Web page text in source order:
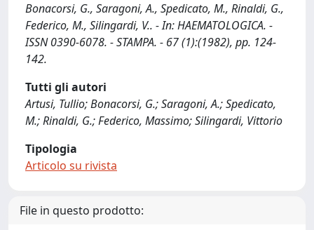
Bonacorsi, G., Saragoni, A., Spedicato, M., Rinaldi, G.,
Federico, M., Silingardi, V.. - In: HAEMATOLOGICA. -
ISSN 0390-6078. - STAMPA. - 67 (1):(1982), pp. 124-
142.
Tutti gli autori
Artusi, Tullio; Bonacorsi, G.; Saragoni, A.; Spedicato,
M.; Rinaldi, G.; Federico, Massimo; Silingardi, Vittorio
Tipologia
Articolo su rivista
File in questo prodotto: